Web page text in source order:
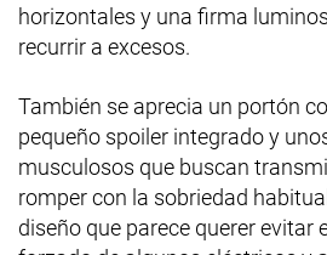
horizontales y una firma
recurrir a excesos.
También se aprecia un portón
pequeño spoiler integrado y
musculosos que buscan
romper con la sobriedad
diseño que parece querer evitar